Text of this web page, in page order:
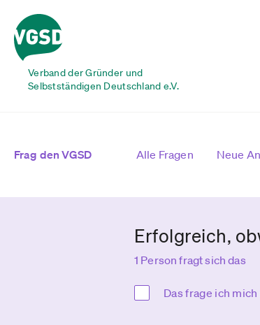
Verband der Gründer und
Selbstständigen Deutschland e.V.
Frag den VGSD Alle Fragen Neue
Erfolgreich,
1 Person fragt sich das
Das frage ich mich